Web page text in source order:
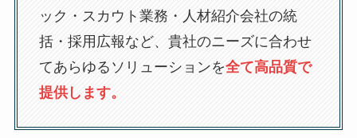
ック・スカウト業務・人材紹介会社の統
括・採用広報など、貴社のニーズに合わせ
てあらゆるソリューションを全て高品質で
提供します。